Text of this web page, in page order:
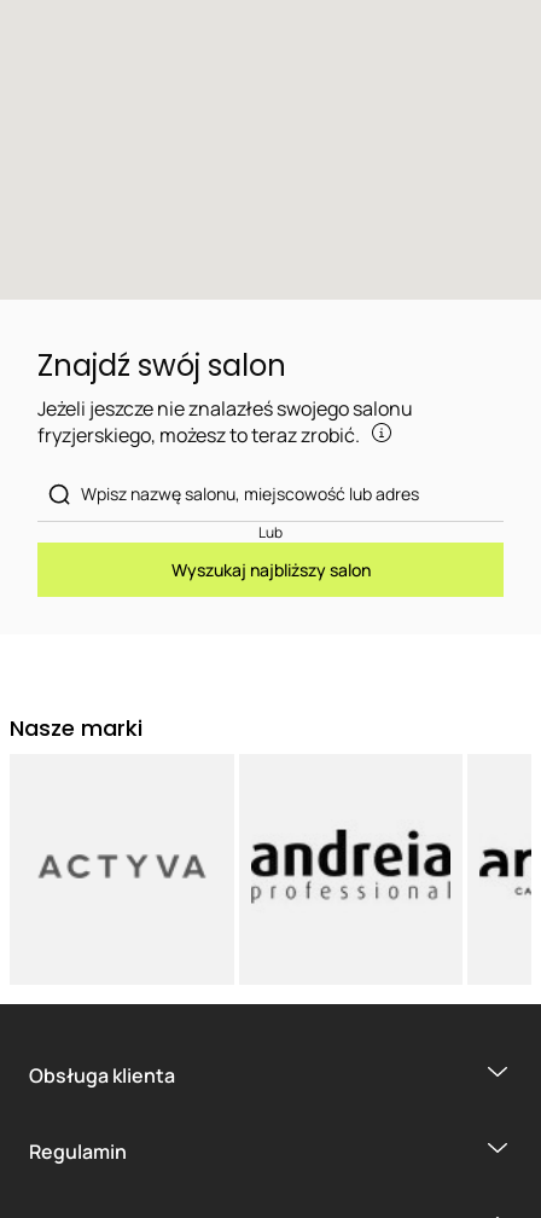
Znajdź swój salon
Jeżeli jeszcze nie znalazłeś swojego salonu
fryzjerskiego, możesz to teraz zrobić.
Lub
Wyszukaj najbliższy salon
Nasze marki
Obsługa klienta
Regulamin